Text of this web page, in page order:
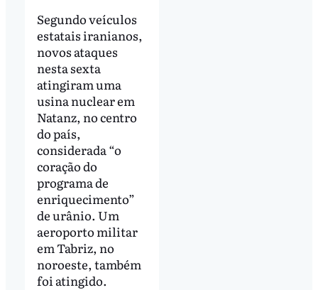
Segundo veículos
estatais iranianos,
novos ataques
nesta sexta
atingiram uma
usina nuclear em
Natanz, no centro
do país,
considerada “o
coração do
programa de
enriquecimento”
de urânio. Um
aeroporto militar
em Tabriz, no
noroeste, também
foi atingido.